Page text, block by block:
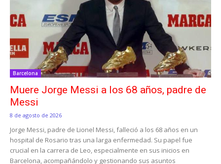
Barcelona
Muere Jorge Messi a los 68 años, padre de
Messi
8 de agosto de 2026
Jorge Messi, padre de Lionel Messi, falleció a los 68 años en un
hospital de Rosario tras una larga enfermedad. Su papel fue
crucial en la carrera de Leo, especialmente en sus inicios en
Barcelona, acompañándolo y gestionando sus asuntos